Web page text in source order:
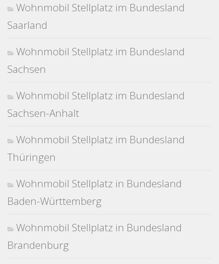
Wohnmobil Stellplatz im Bundesland
Saarland
Wohnmobil Stellplatz im Bundesland
Sachsen
Wohnmobil Stellplatz im Bundesland
Sachsen-Anhalt
Wohnmobil Stellplatz im Bundesland
Thüringen
Wohnmobil Stellplatz in Bundesland
Baden-Württemberg
Wohnmobil Stellplatz in Bundesland
Brandenburg